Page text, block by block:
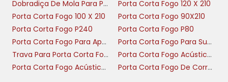
testes, portas corta com embutimento
classificação de até 120 minutos; montagem
cortina intumescente e fluxo de fumaça.
As opções sobrepor aceleram retrofit em
fechadura sobrepor instala-se sem rebaixos,
restrição estrutural. A versão sobrepor chave
Dobradiça De Mola Para Porta Corta Fogo
Porta Corta Fogo 120 X 210
Porta Corta Fogo 100 X 210
Porta Corta Fogo 90X210
Porta Corta Fogo P240
Porta Corta Fogo P80
Porta Corta Fogo Para Apartamento
Porta Corta Fogo Para Subestação
Trava Para Porta Corta Fogo
Porta Corta Fogo Acústica Nível 1
Porta Corta Fogo Acústica Nível 2
Porta Corta Fogo De Correr Industrial